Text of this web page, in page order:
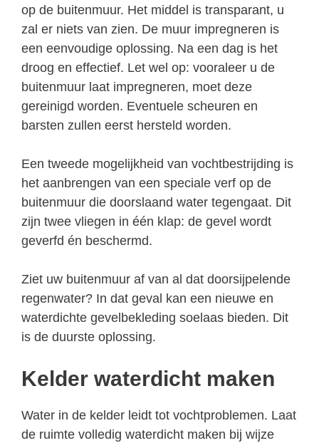
op de buitenmuur. Het middel is transparant, u
zal er niets van zien. De muur impregneren is
een eenvoudige oplossing. Na een dag is het
droog en effectief. Let wel op: vooraleer u de
buitenmuur laat impregneren, moet deze
gereinigd worden. Eventuele scheuren en
barsten zullen eerst hersteld worden.
Een tweede mogelijkheid van vochtbestrijding is
het aanbrengen van een speciale verf op de
buitenmuur die doorslaand water tegengaat. Dit
zijn twee vliegen in één klap: de gevel wordt
geverfd én beschermd.
Ziet uw buitenmuur af van al dat doorsijpelende
regenwater? In dat geval kan een nieuwe en
waterdichte gevelbekleding soelaas bieden. Dit
is de duurste oplossing.
Kelder waterdicht maken
Water in de kelder leidt tot vochtproblemen. Laat
de ruimte volledig waterdicht maken bij wijze